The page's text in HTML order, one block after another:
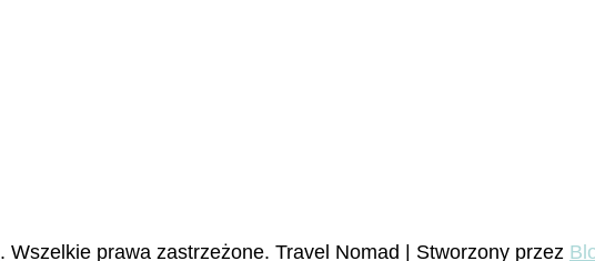
. Wszelkie prawa zastrzeżone. Travel Nomad | Stworzony przez